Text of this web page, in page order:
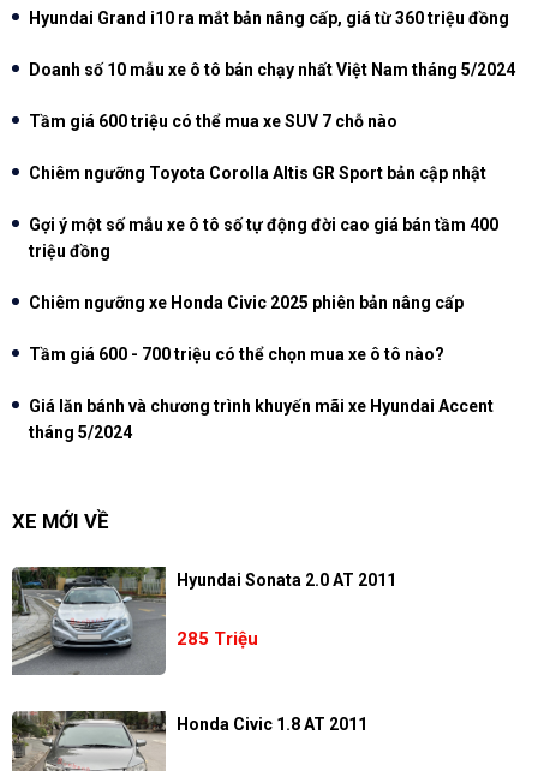
Hyundai Grand i10 ra mắt bản nâng cấp, giá từ 360 triệu đồng
Doanh số 10 mẫu xe ô tô bán chạy nhất Việt Nam tháng 5/2024
Tầm giá 600 triệu có thể mua xe SUV 7 chỗ nào
Chiêm ngưỡng Toyota Corolla Altis GR Sport bản cập nhật
Gợi ý một số mẫu xe ô tô số tự động đời cao giá bán tầm 400
triệu đồng
Chiêm ngưỡng xe Honda Civic 2025 phiên bản nâng cấp
Tầm giá 600 - 700 triệu có thể chọn mua xe ô tô nào?
Giá lăn bánh và chương trình khuyến mãi xe Hyundai Accent
tháng 5/2024
XE MỚI VỀ
Hyundai Sonata 2.0 AT 2011
285 Triệu
Honda Civic 1.8 AT 2011